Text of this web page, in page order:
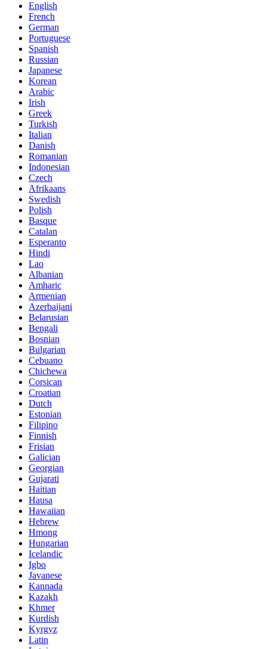
English
French
German
Portuguese
Spanish
Russian
Japanese
Korean
Arabic
Irish
Greek
Turkish
Italian
Danish
Romanian
Indonesian
Czech
Afrikaans
Swedish
Polish
Basque
Catalan
Esperanto
Hindi
Lao
Albanian
Amharic
Armenian
Azerbaijani
Belarusian
Bengali
Bosnian
Bulgarian
Cebuano
Chichewa
Corsican
Croatian
Dutch
Estonian
Filipino
Finnish
Frisian
Galician
Georgian
Gujarati
Haitian
Hausa
Hawaiian
Hebrew
Hmong
Hungarian
Icelandic
Igbo
Javanese
Kannada
Kazakh
Khmer
Kurdish
Kyrgyz
Latin